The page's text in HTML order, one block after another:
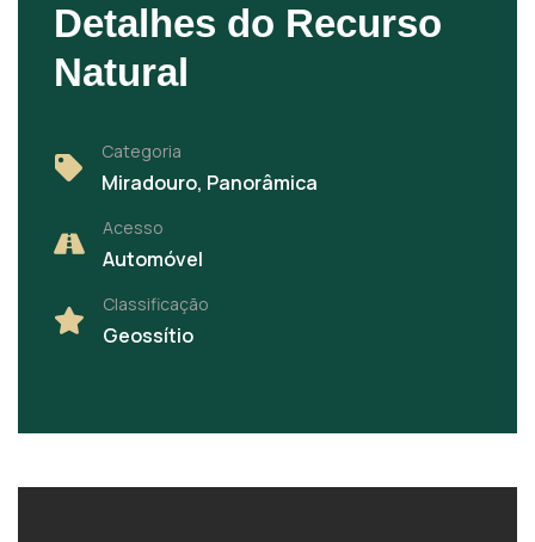
Detalhes do Recurso
Natural
Categoria
Miradouro, Panorâmica
Acesso
Automóvel
Classificação
Geossítio